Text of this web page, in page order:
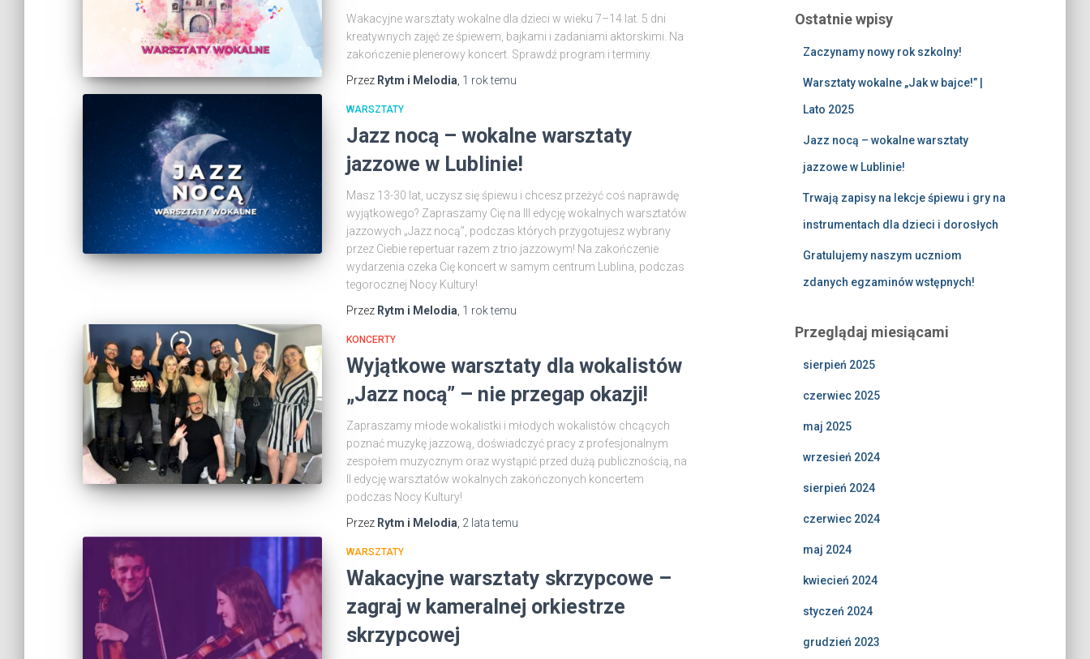
Wakacyjne warsztaty wokalne dla dzieci w wieku 7–14 lat. 5 dni
kreatywnych zajęć ze śpiewem, bajkami i zadaniami aktorskimi. Na
zakończenie plenerowy koncert. Sprawdź program i terminy.
Przez Rytm i Melodia 1 roktemu
WARSZTATY
Jazz nocą – wokalne warsztaty
jazzowe w Lublinie!
Masz 13-30 lat, uczysz się śpiewu i chcesz przeżyć coś naprawdę
wyjątkowego? Zapraszamy Cię na III edycję wokalnych warsztatów
jazzowych „Jazz nocą”, podczas których przygotujesz wybrany
przez Ciebie repertuar razem z trio jazzowym! Na zakończenie
wydarzenia czeka Cię koncert w samym centrum Lublina, podczas
tegorocznej Nocy Kultury!
Przez Rytm i Melodia 1 roktemu
KONCERTY
Wyjątkowe warsztaty dla wokalistów
„Jazz nocą” – nie przegap okazji!
Zapraszamy młode wokalistki i młodych wokalistów chcących
poznać muzykę jazzową, doświadczyć pracy z profesjonalnym
zespołem muzycznym oraz wystąpić przed dużą publicznością, na
II edycję warsztatów wokalnych zakończonych koncertem
podczas Nocy Kultury!
Przez Rytm i Melodia 2 latatemu
WARSZTATY
Wakacyjne warsztaty skrzypcowe –
zagraj w kameralnej orkiestrze
skrzypcowej
Ostatnie wpisy
Zaczynamy nowy rok szkolny!
Warsztaty wokalne „Jak w bajce!” |
Lato 2025
Jazz nocą – wokalne warsztaty
jazzowe w Lublinie!
Trwają zapisy na lekcje śpiewu i gry na
instrumentach dla dzieci i dorosłych
Gratulujemy naszym uczniom
zdanych egzaminów wstępnych!
Przeglądaj miesiącami
sierpień 2025
czerwiec 2025
maj 2025
wrzesień 2024
sierpień 2024
czerwiec 2024
maj 2024
kwiecień 2024
styczeń 2024
grudzień 2023